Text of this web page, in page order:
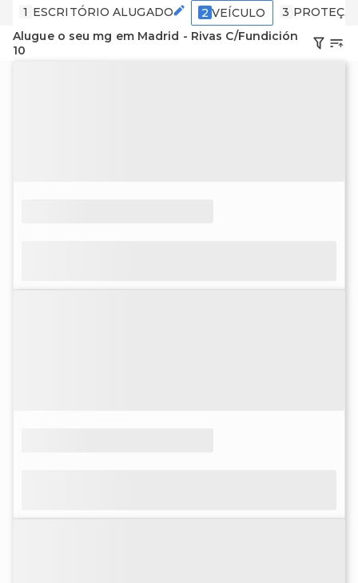
1 ESCRITÓRIO ALUGADO 2 VEÍCULO 3
Alugue o seu mg em Madrid - Rivas C/Fundición
10